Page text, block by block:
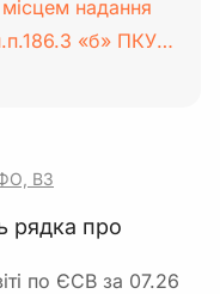
надання
«б» ПКУ…
ВЗ
рядка про
по ЄСВ за 07.26